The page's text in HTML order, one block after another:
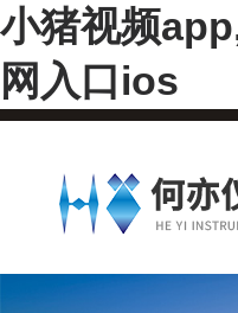
小猪视频
网入口ios